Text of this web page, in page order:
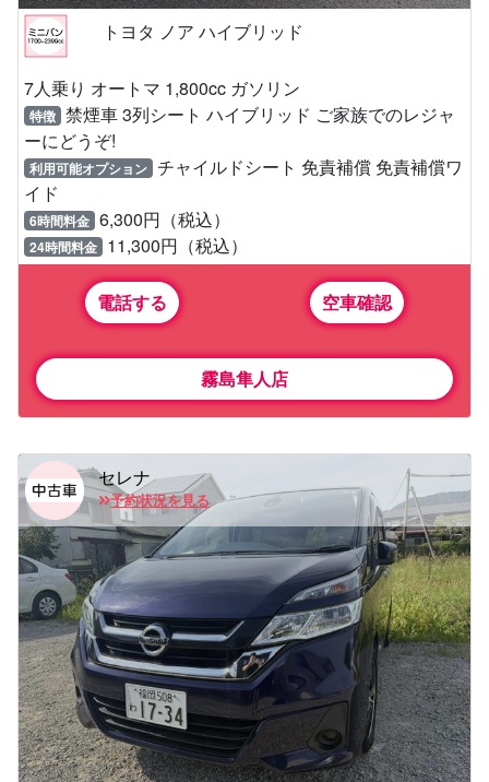
トヨタ ノア ハイブリッド
7人乗り オートマ 1,800cc ガソリン
特徴 禁煙車 3列シート ハイブリッド ご家族でのレジャ
ーにどうぞ!
利用可能オプション チャイルドシート 免責補償 免責補償ワ
イド
6時間料金 6,300円（税込）
24時間料金 11,300円（税込）
電話する 空車確認
霧島隼人店
セレナ
予約状況を見る